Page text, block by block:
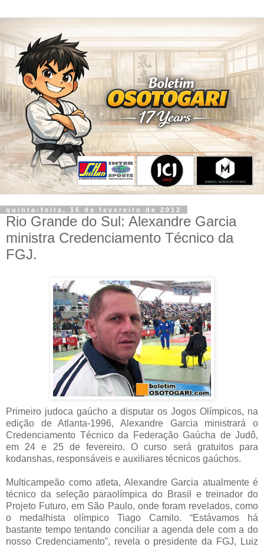
quinta-feira, 16 de fevereiro de 2012
Rio Grande do Sul: Alexandre Garcia
ministra Credenciamento Técnico da
FGJ.
Primeiro judoca gaúcho a disputar os Jogos Olímpicos, na
edição de Atlanta-1996, Alexandre Garcia ministrará o
Credenciamento Técnico da Federação Gaúcha de Judô,
em 24 e 25 de fevereiro. O curso será gratuitos para
kodanshas, responsáveis e auxiliares técnicos gaúchos.
Multicampeão como atleta, Alexandre Garcia atualmente é
técnico da seleção paraolímpica do Brasil e treinador do
Projeto Futuro, em São Paulo, onde foram revelados, como
o medalhista olímpico Tiago Camilo. “Estávamos há
bastante tempo tentando conciliar a agenda dele com a do
nosso Credenciamento”, revela o presidente da FGJ, Luiz